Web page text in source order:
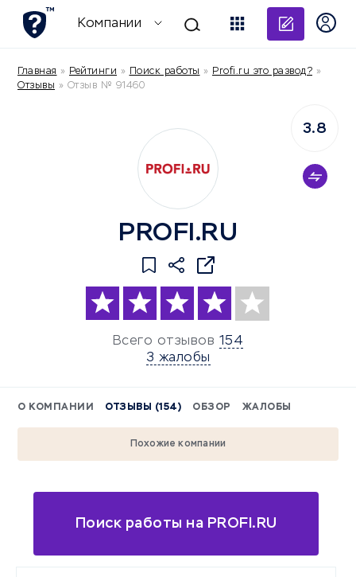
Компании
Главная » Рейтинги » Поиск работы » Profi.ru это развод? »
Отзывы » Отзыв № 91460
PROFI.RU
Всего отзывов 154
3 жалобы
3.8
О КОМПАНИИ ОТЗЫВЫ (154) ОБЗОР ЖАЛОБЫ
Похожие компании
Поиск работы на PROFI.RU